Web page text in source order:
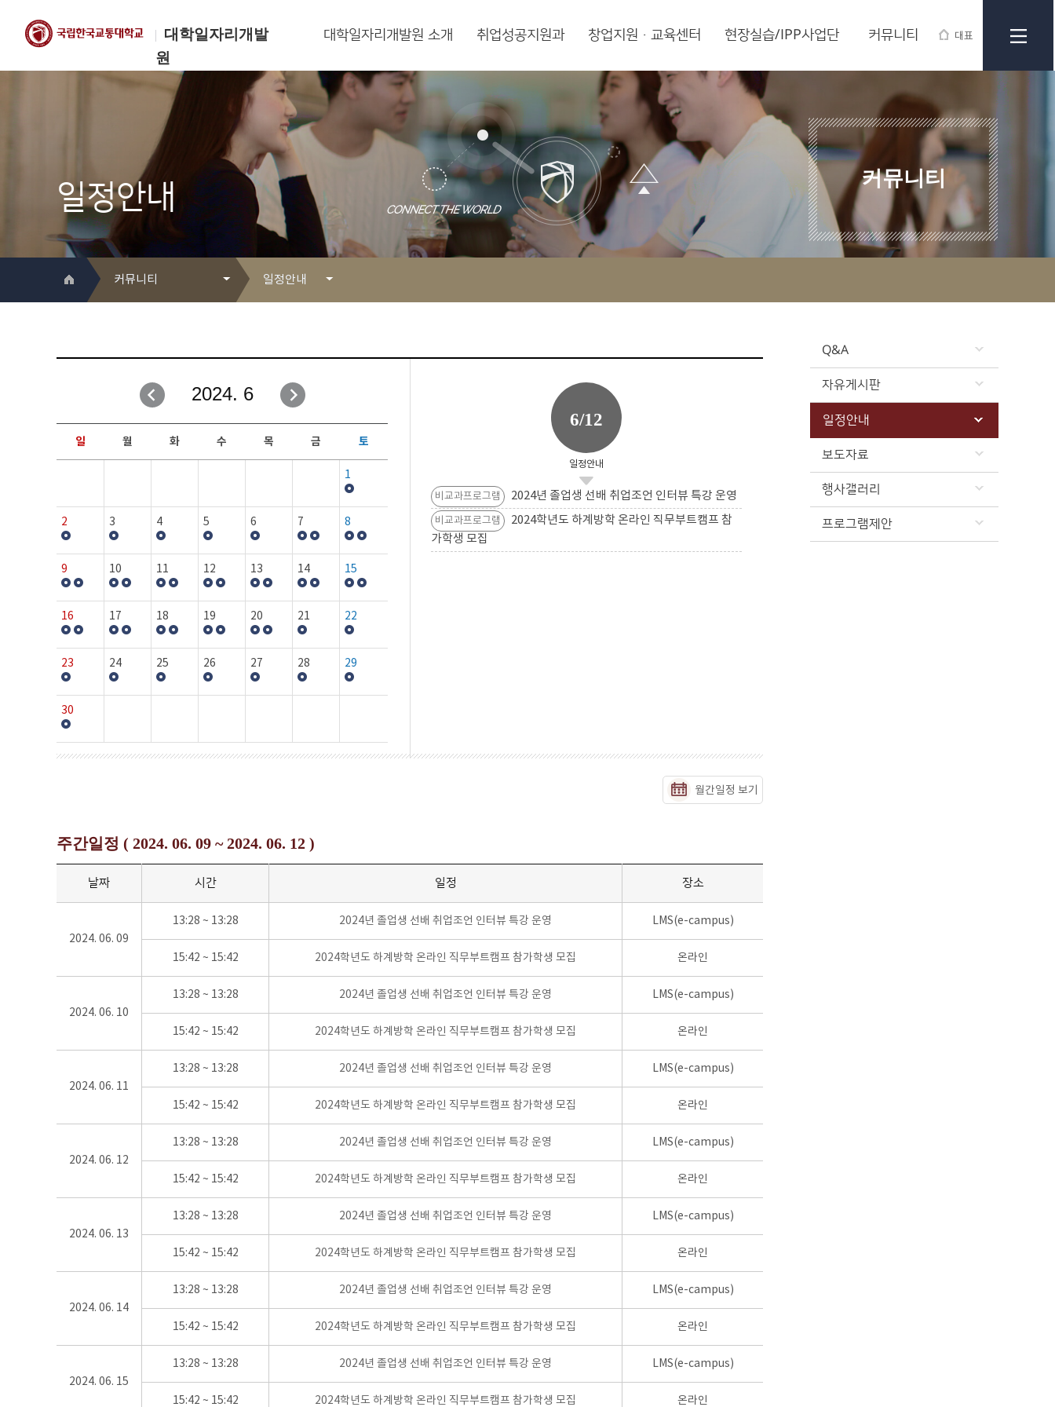
대학일자리개발
원
대표
한국교통대학교
대학일자리개발원
대학일자리개발원 소개 취업성공지원과 창업지원·교육센터 현장실습/IPP사업단 커뮤니티
일정안내
커뮤니티
커뮤니티
취업성공지원과
창업지원·교육센터
현장실습/IPP사업단
커뮤니티
일정안내
자유게시판
일정안내
보도자료
행사갤러리
Q&A
자유게시판
일정안내
보도자료
행사갤러리
프로그램제안
2024. 6
일 월 화 수 목 금 토
1
2 3 4 5 6 7 8
9 10 11 12 13 14 15
16 17 18 19 20 21 22
23 24 25 26 27 28 29
30
6/12
일정안내
비교과프로그램 2024년 졸업생 선배 취업조언 인터뷰 특강 운영
비교과프로그램
2024학년도 하계방학 온라인 직무부트캠프 참
가학생 모집
월간일정 보기
주간일정 ( 2024. 06. 09 ~ 2024. 06. 12 )
날짜 시간 일정 장소
2024. 06. 09
13:28 ~ 13:28 2024년 졸업생 선배 취업조언 인터뷰 특강 운영 LMS(e-campus)
15:42 ~ 15:42 2024학년도 하계방학 온라인 직무부트캠프 참가학생 모집 온라인
2024. 06. 10
13:28 ~ 13:28 2024년 졸업생 선배 취업조언 인터뷰 특강 운영 LMS(e-campus)
15:42 ~ 15:42 2024학년도 하계방학 온라인 직무부트캠프 참가학생 모집 온라인
2024. 06. 11
13:28 ~ 13:28 2024년 졸업생 선배 취업조언 인터뷰 특강 운영 LMS(e-campus)
15:42 ~ 15:42 2024학년도 하계방학 온라인 직무부트캠프 참가학생 모집 온라인
2024. 06. 12
13:28 ~ 13:28 2024년 졸업생 선배 취업조언 인터뷰 특강 운영 LMS(e-campus)
15:42 ~ 15:42 2024학년도 하계방학 온라인 직무부트캠프 참가학생 모집 온라인
2024. 06. 13
13:28 ~ 13:28 2024년 졸업생 선배 취업조언 인터뷰 특강 운영 LMS(e-campus)
15:42 ~ 15:42 2024학년도 하계방학 온라인 직무부트캠프 참가학생 모집 온라인
2024. 06. 14
13:28 ~ 13:28 2024년 졸업생 선배 취업조언 인터뷰 특강 운영 LMS(e-campus)
15:42 ~ 15:42 2024학년도 하계방학 온라인 직무부트캠프 참가학생 모집 온라인
2024. 06. 15
13:28 ~ 13:28 2024년 졸업생 선배 취업조언 인터뷰 특강 운영 LMS(e-campus)
15:42 ~ 15:42 2024학년도 하계방학 온라인 직무부트캠프 참가학생 모집 온라인